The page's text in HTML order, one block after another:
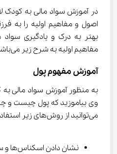
در آموزش سواد مالی به کودک
اصول و مفاهیم اولیه را به
بهتر به درک و یادگیری سواد
مفاهیم اولیه به شرح زیر می‌باشد:
آموزش مفهوم پول
به منظور آموزش سواد مالی به
وی بیاموزید که پول چیست و
می‌توانید از روش‌های زیر استفاده نمایید: